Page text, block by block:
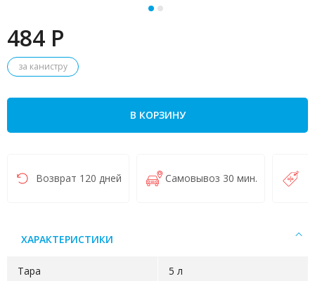
484 P
за канистру
В КОРЗИНУ
Возврат 120 дней Самовывоз 30 мин.
ХАРАКТЕРИСТИКИ
Тара 5 л